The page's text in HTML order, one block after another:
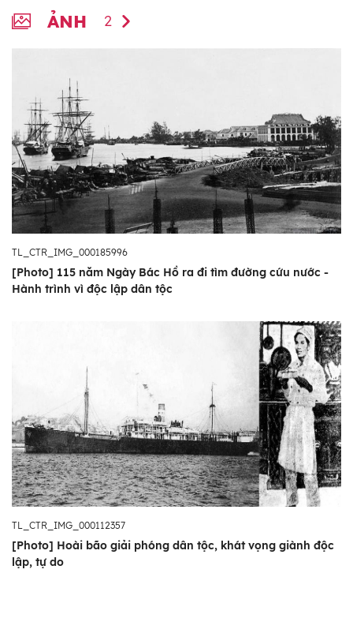
ẢNH 2
TL_CTR_IMG_000185996
[Photo] 115 năm Ngày Bác Hồ ra đi tìm đường cứu nước -
Hành trình vì độc lập dân tộc
TL_CTR_IMG_000112357
[Photo] Hoài bão giải phóng dân tộc, khát vọng giành độc
lập, tự do